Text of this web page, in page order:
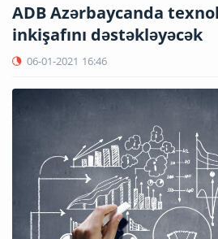
ADB Azərbaycanda
inkişafını dəstəkləyəcək
06-01-2021 16:46